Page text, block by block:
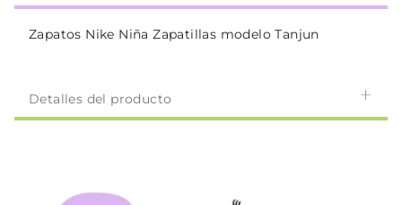
Zapatos Nike Niña Zapatillas modelo Tanjun
Detalles del producto